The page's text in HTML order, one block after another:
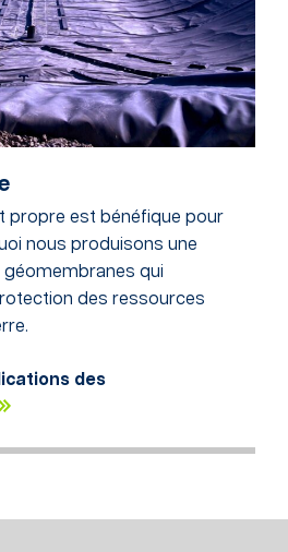
propre est bénéfique pour
nous produisons une
qui
des ressources
des